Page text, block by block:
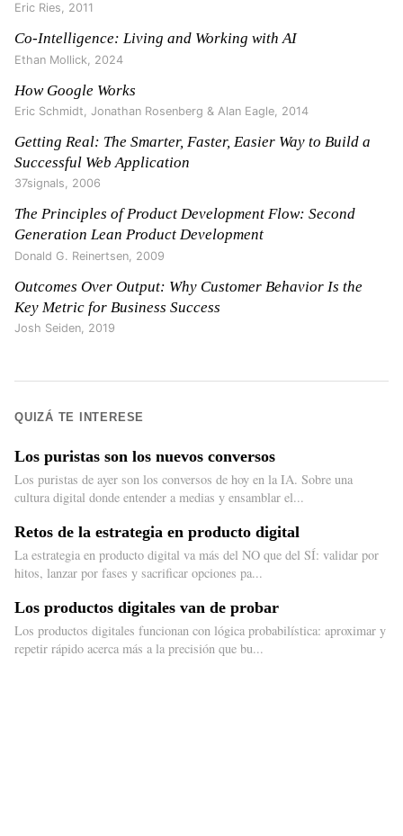
Eric Ries, 2011
Co-Intelligence: Living and Working with AI
Ethan Mollick 2024
How Google Works
Eric Schmidt, Jonathan Rosenberg & Alan Eagle, 2014
Getting Real: The Smarter, Faster, Easier Way to Build a
Successful Web Application
37signals, 2006
The Principles of Product Development Flow: Second
Generation Lean Product Development
Donald G. Reinertsen 2009
Outcomes Over Output: Why Customer Behavior Is the
Key Metric for Business Success
Josh Seiden, 2019
QUIZÁ TE INTERESE
Los puristas son los nuevos conversos
Los puristas de ayer son los conversos de hoy en la IA. Sobre una
cultura digital donde entender a medias y ensamblar el...
Retos de la estrategia en producto digital
La estrategia en producto digital va más del NO que del SÍ: validar por
hitos, lanzar por fases y sacrificar opciones pa...
Los productos digitales van de probar
Los productos digitales funcionan con lógica probabilística: aproximar y
repetir rápido acerca más a la precisión que bu...